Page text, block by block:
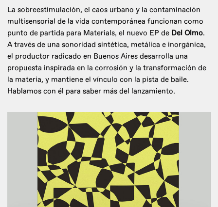
La sobreestimulación, el caos urbano y la contaminación
multisensorial de la vida contemporánea funcionan como
punto de partida para Materials, el nuevo EP de Del Olmo.
A través de una sonoridad sintética, metálica e inorgánica,
el productor radicado en Buenos Aires desarrolla una
propuesta inspirada en la corrosión y la transformación de
la materia, y mantiene el vínculo con la pista de baile.
Hablamos con él para saber más del lanzamiento.